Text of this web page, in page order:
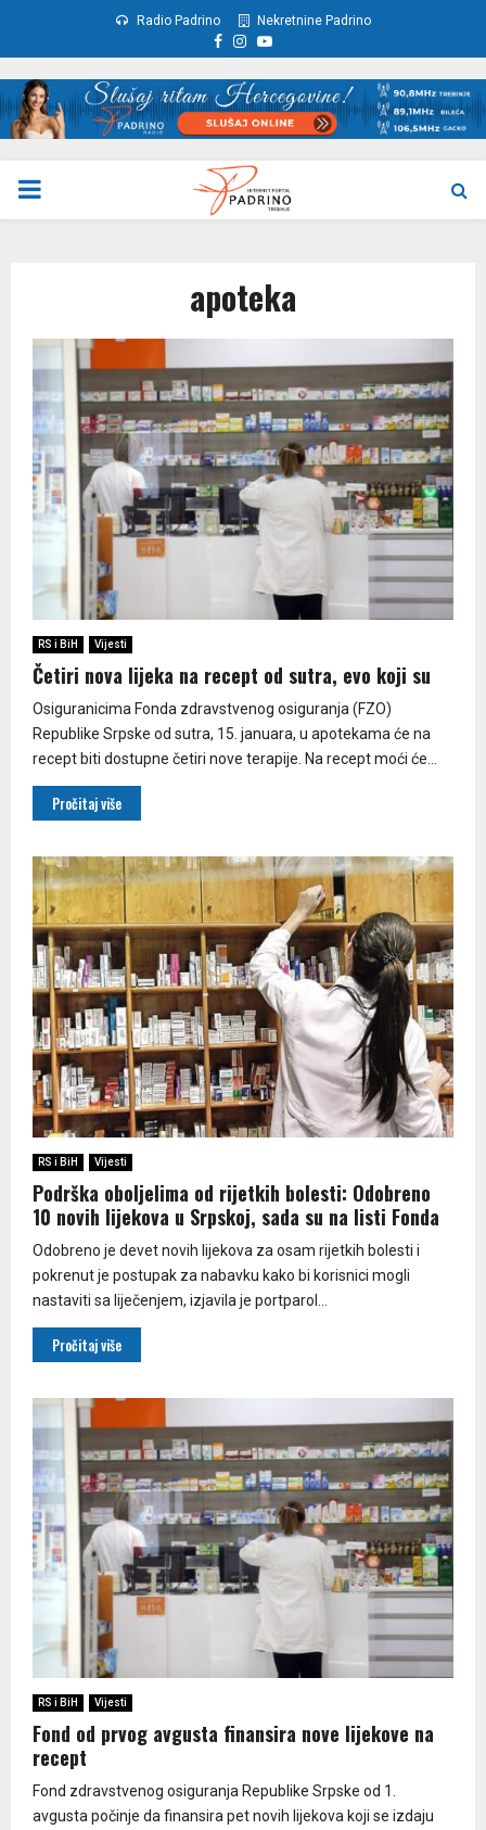
Radio Padrino Nekretnine Padrino
Facebook
Instagram
Youtube
PRIMARY
apoteka
RS i BiH Vijesti
Četiri nova lijeka na recept od sutra, evo koji su
Osiguranicima Fonda zdravstvenog osiguranja (FZO)
Republike Srpske od sutra, 15. januara, u apotekama će na
recept biti dostupne četiri nove terapije. Na recept moći će...
Pročitaj više
RS i BiH Vijesti
Podrška oboljelima od rijetkih bolesti: Odobreno
10 novih lijekova u Srpskoj, sada su na listi Fonda
Odobreno je devet novih lijekova za osam rijetkih bolesti i
pokrenut je postupak za nabavku kako bi korisnici mogli
nastaviti sa liječenjem, izjavila je portparol...
Pročitaj više
RS i BiH Vijesti
Fond od prvog avgusta finansira nove lijekove na
recept
Fond zdravstvenog osiguranja Republike Srpske od 1.
avgusta počinje da finansira pet novih lijekova koji se izdaju